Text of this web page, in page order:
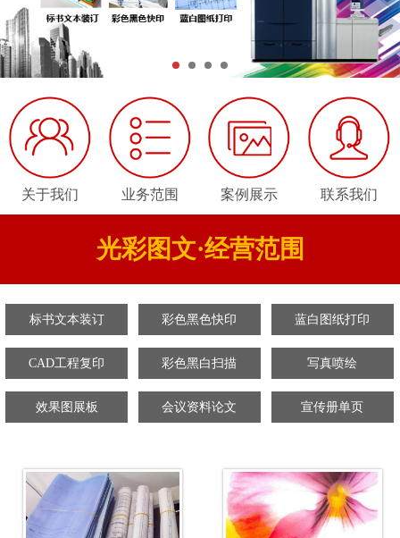
关于我们 业务范围 案例展示 联系我们
光彩图文·经营范围
标书文本装订 彩色黑色快印 蓝白图纸打印
CAD工程复印 彩色黑白扫描 写真喷绘
效果图展板 会议资料论文 宣传册单页